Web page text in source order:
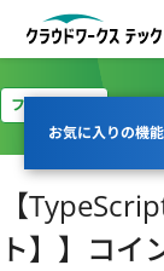
お気に入りの機
フルリモート
【
ト】】コイ